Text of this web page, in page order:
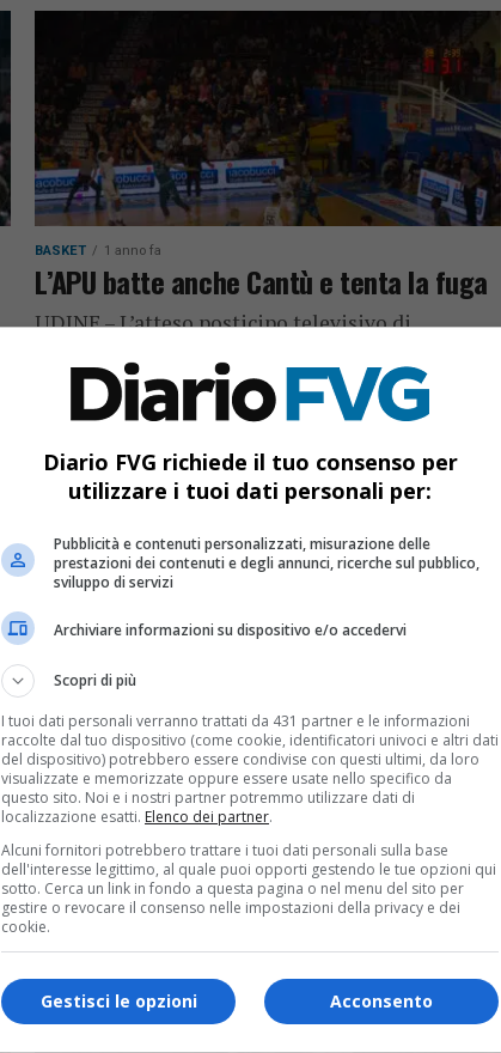
BASKET 1 anno fa
L’APU batte anche Cantù e tenta la fuga
UDINE – L’atteso posticipo televisivo di
serie A2, ha visto l’Old Wild West Udine
sconfiggere l’Acqua San Bernardo...
Piacenza non riserva sorprese per l’APU
UDINE – Vince senza troppi patemi l’Old Wild
West che, tra le mura amiche del Carnera, supera
per 90 a 73 l’Assigeco Piacenza dopo essere
rimasta...
Diario FVG richiede il tuo consenso per
utilizzare i tuoi dati personali per:
Pubblicità e contenuti personalizzati, misurazione delle
prestazioni dei contenuti e degli annunci, ricerche sul pubblico,
sviluppo di servizi
Archiviare informazioni su dispositivo e/o accedervi
Scopri di più
I tuoi dati personali verranno trattati da 431 partner e le informazioni
raccolte dal tuo dispositivo (come cookie, identificatori univoci e altri dati
del dispositivo) potrebbero essere condivise con questi ultimi, da loro
visualizzate e memorizzate oppure essere usate nello specifico da
questo sito. Noi e i nostri partner potremmo utilizzare dati di
localizzazione esatti. Elenco dei partner.
Alcuni fornitori potrebbero trattare i tuoi dati personali sulla base
dell'interesse legittimo, al quale puoi opporti gestendo le tue opzioni qui
sotto. Cerca un link in fondo a questa pagina o nel menu del sito per
gestire o revocare il consenso nelle impostazioni della privacy e dei
cookie.
Acconsento
Gestisci le opzioni